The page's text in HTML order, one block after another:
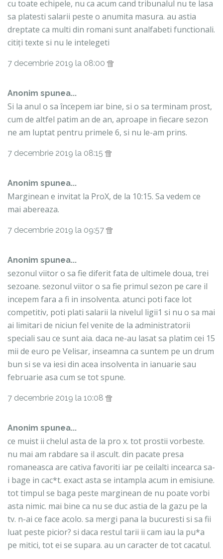
cu toate echipele, nu ca acum cand tribunalul nu te lasa
sa platesti salarii peste o anumita masura. au astia
dreptate ca multi din romani sunt analfabeti functionali.
citiți texte si nu le intelegeti
7 decembrie 2019 la 08:00
Anonim spunea...
Si la anul o sa începem iar bine, si o sa terminam prost,
cum de altfel patim an de an, aproape in fiecare sezon
ne am luptat pentru primele 6, si nu le-am prins.
7 decembrie 2019 la 08:15
Anonim spunea...
Marginean e invitat la ProX, de la 10:15. Sa vedem ce
mai abereaza.
7 decembrie 2019 la 09:57
Anonim spunea...
sezonul viitor o sa fie diferit fata de ultimele doua, trei
sezoane. sezonul viitor o sa fie primul sezon pe care il
incepem fara a fi in insolventa. atunci poti face lot
competitiv, poti plati salarii la nivelul ligii1 si nu o sa mai
ai limitari de niciun fel venite de la administratorii
speciali sau ce sunt aia. daca ne-au lasat sa platim cei 15
mii de euro pe Velisar, inseamna ca suntem pe un drum
bun si se va iesi din acea insolventa in ianuarie sau
februarie asa cum se tot spune.
7 decembrie 2019 la 10:08
Anonim spunea...
ce muist ii chelul asta de la pro x. tot prostii vorbeste.
nu mai am rabdare sa il ascult. din pacate presa
romaneasca are cativa favoriti iar pe ceilalti incearca sa-
i bage in cac*t. exact asta se intampla acum in emisiune.
tot timpul se baga peste marginean de nu poate vorbi
asta nimic. mai bine ca nu se duc astia de la gazu pe la
tv. n-ai ce face acolo. sa mergi pana la bucuresti si sa fii
luat peste picior? si daca restul tarii ii cam iau la pu*a
pe mitici, tot ei se supara. au un caracter de tot cacatul.